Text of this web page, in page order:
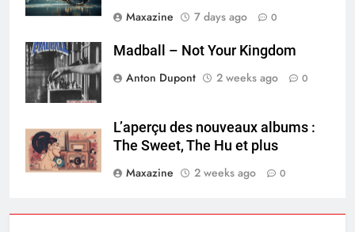
Maxazine
7 days ago 0
Madball – Not Your Kingdom
Anton Dupont
2 weeks ago 0
L’aperçu des nouveaux albums :
The Sweet, The Hu et plus
Maxazine
2 weeks ago 0